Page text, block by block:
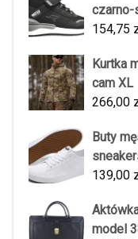
czarno-
154,75
Kurtka
cam XL
266,00
Buty
139,00
model